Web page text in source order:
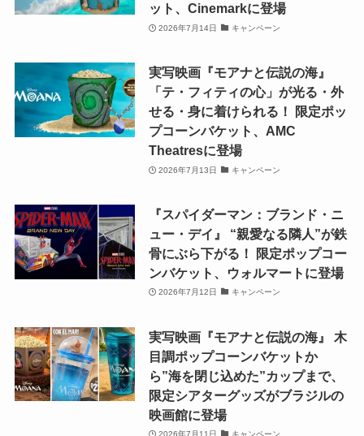
ット、Cinemarkに登場
2026年7月14日 キャンペーン
実写映画『モアナと伝説の海』
「テ・フィティの心」が光る・外
せる・身に着けられる！ 限定ポッ
プコーンバケット、AMC
Theatresに登場
2026年7月13日 キャンペーン
『スパイダーマン：ブランド・ニ
ュー・デイ』 “親愛なる隣人”が鉄
骨にぶら下がる！ 限定ポップコー
ンバケット、ウォルマートに登場
2026年7月12日 キャンペーン
実写映画『モアナと伝説の海』 木
目調ポップコーンバケットか
ら”海を閉じ込めた”カップまで、
限定シアターグッズがブラジルの
映画館に登場
2026年7月11日 キャンペーン